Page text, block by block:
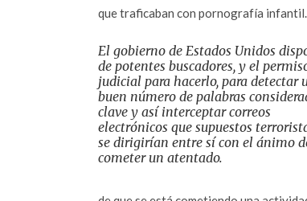
que traficaban con pornografía infantil.
El gobierno de Estados Unidos
de potentes buscadores, y el
judicial para hacerlo, para detectar
buen número de palabras
clave y así interceptar correos
electrónicos que supuestos
se dirigirían entre sí con el ánimo
cometer un atentado.